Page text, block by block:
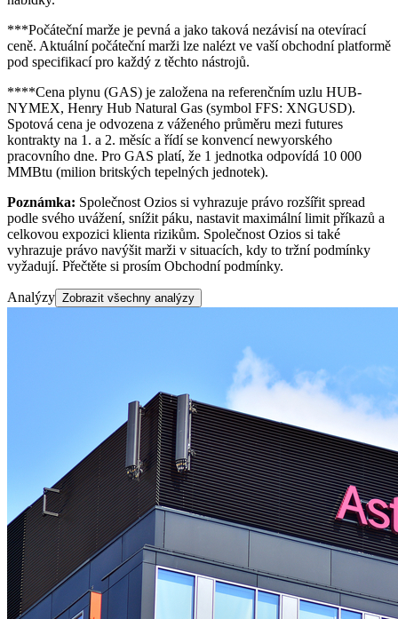
***Počáteční marže je pevná a jako taková nezávisí na otevírací
ceně. Aktuální počáteční marži lze nalézt ve vaší obchodní platformě
pod specifikací pro každý z těchto nástrojů.
****Cena plynu (GAS) je založena na referenčním uzlu HUB-
NYMEX, Henry Hub Natural Gas (symbol FFS: XNGUSD).
Spotová cena je odvozena z váženého průměru mezi futures
kontrakty na 1. a 2. měsíc a řídí se konvencí newyorského
pracovního dne. Pro GAS platí, že 1 jednotka odpovídá 10 000
MMBtu (milion britských tepelných jednotek).
Poznámka: Společnost Ozios si vyhrazuje právo rozšířit spread
podle svého uvážení, snížit páku, nastavit maximální limit příkazů a
celkovou expozici klienta rizikům. Společnost Ozios si také
vyhrazuje právo navýšit marži v situacích, kdy to tržní podmínky
vyžadují. Přečtěte si prosím Obchodní podmínky.
Analýzy Zobrazit všechny analýzy